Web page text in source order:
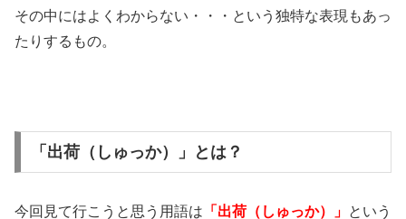
その中にはよくわからない・・・という独特な表現もあっ
たりするもの。
「出荷（しゅっか）」とは？
今回見て行こうと思う用語は 「出荷（しゅっか）」 という